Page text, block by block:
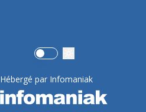
Use setting
Hébergé par Infomaniak